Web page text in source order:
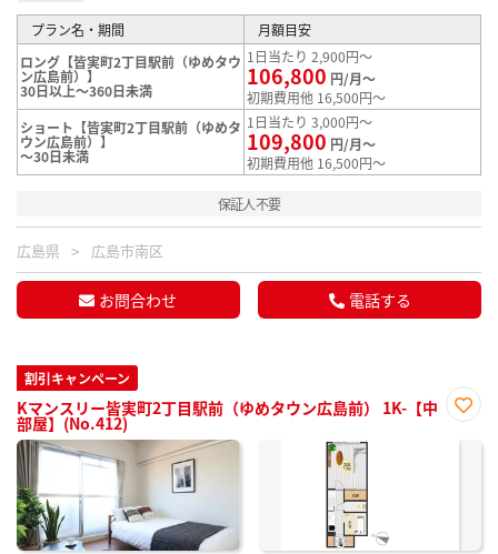
プラン名・期間
月額目安
ロング【皆実町2丁目駅前（ゆめタウ
ン広島前）】
30日以上～360日未満
1日当たり 2,900円～
106,800 円/月～
初期費用他 16,500円～
ショート【皆実町2丁目駅前（ゆめタ
ウン広島前）】
～30日未満
1日当たり 3,000円～
109,800 円/月～
初期費用他 16,500円～
保証人不要
広島県 広島市南区
お問合わせ 電話する
割引キャンペーン
Kマンスリー皆実町2丁目駅前（ゆめタウン広島前） 1K-【中
部屋】(No.412)
に入